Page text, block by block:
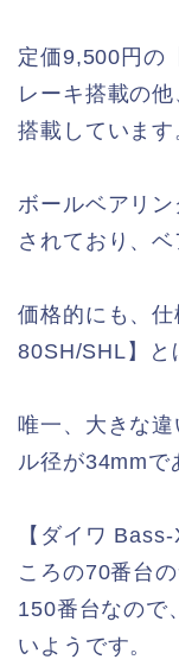
定価9,500円の
レーキ搭載の
搭載しています
ボールベアリ
されており、ベ
価格的にも、
80SH/SHL】と
唯一、大きな
ル径が34mmで
【ダイワ
ころの70番台
150番台なので
いようです。